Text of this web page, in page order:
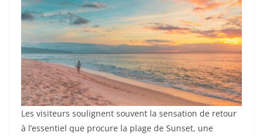
Les visiteurs soulignent souvent la sensation de retour
à l’essentiel que procure la plage de Sunset, une